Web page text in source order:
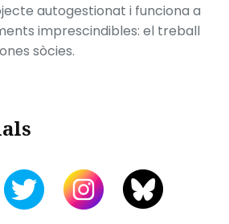
autogestionat i funciona a
imprescindibles: el treball
sòcies.